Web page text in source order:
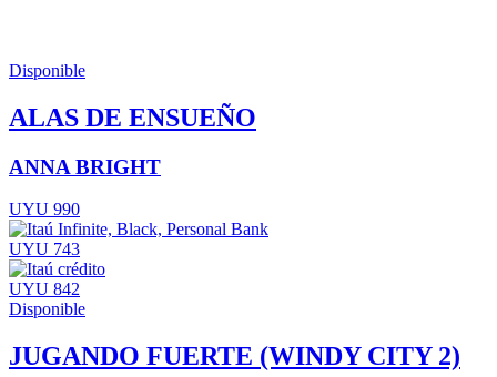
Disponible
ALAS DE ENSUEÑO
ANNA BRIGHT
UYU 990
UYU 743
UYU 842
Disponible
JUGANDO FUERTE (WINDY CITY 2)